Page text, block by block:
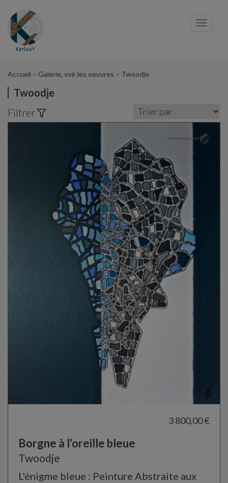
Accueil Galerie, voir les oeuvres Twoodje
Twoodje
Filtrer
3 800,00 €
Borgne à l'oreille bleue
Twoodje
L'énigme bleue : Peinture Abstraite aux